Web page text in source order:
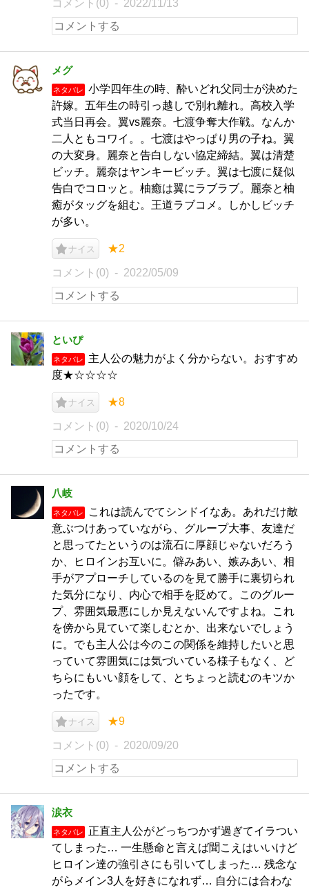
コメント(0) 2022/11/13
メグ
ネタバレ
小学四年生の時、酔いどれ父同士が決めた
許嫁。五年生の時引っ越しで別れ離れ。高校入学
式当日再会。翼vs麗奈。七渡争奪大作戦。なんか
二人ともコワイ。。七渡はやっぱり男の子ね。翼
の大変身。麗奈と告白しない協定締結。翼は清楚
ビッチ。麗奈はヤンキービッチ。翼は七渡に疑似
告白でコロッと。柚癒は翼にラブラブ。麗奈と柚
癒がタッグを組む。王道ラブコメ。しかしビッチ
が多い。
ナイス ★2
コメント(0) 2022/05/09
といぴ
ネタバレ
主人公の魅力がよく分からない。おすすめ
度★☆☆☆☆
ナイス ★8
コメント(0) 2020/10/24
八岐
ネタバレ
これは読んでてシンドイなあ。あれだけ敵
意ぶつけあっていながら、グループ大事、友達だ
と思ってたというのは流石に厚顔じゃないだろう
か、ヒロインお互いに。僻みあい、嫉みあい、相
手がアプローチしているのを見て勝手に裏切られ
た気分になり、内心で相手を貶めて。このグルー
プ、雰囲気最悪にしか見えないんですよね。これ
を傍から見ていて楽しむとか、出来ないでしょう
に。でも主人公は今のこの関係を維持したいと思
っていて雰囲気には気づいている様子もなく、ど
ちらにもいい顔をして、とちょっと読むのキツか
ったです。
ナイス ★9
コメント(0) 2020/09/20
涙衣
ネタバレ
正直主人公がどっちつかず過ぎてイラつい
てしまった… 一生懸命と言えば聞こえはいいけど
ヒロイン達の強引さにも引いてしまった… 残念な
がらメイン3人を好きになれず… 自分には合わな